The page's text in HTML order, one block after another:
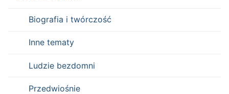
Biografia i twórczość
Inne tematy
Ludzie bezdomni
Przedwiośnie